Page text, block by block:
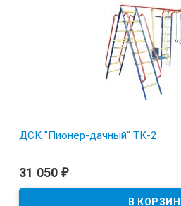
ДСК "Пионер-дачный" ТК-2
31 050 ₽